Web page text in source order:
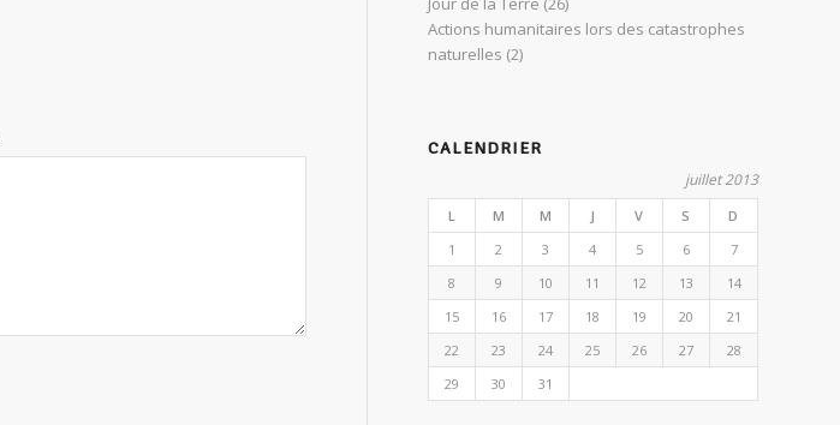
Actions humanitaires lors des catastrophes
naturelles (2)
CALENDRIER
juillet 2013
L M M J V S
D
1
2 3 4 5 6
7
8
9 10 11 12 13
14
15
16 17 18 19 20
21
22
23 24 25 26 27
28
29
30 31